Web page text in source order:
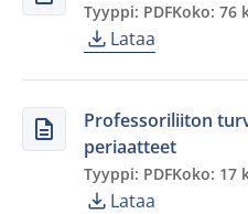
Tyyppi: PDFKoko: 76
Lataa
Professoriliiton
periaatteet
Tyyppi: PDFKoko: 17
Lataa